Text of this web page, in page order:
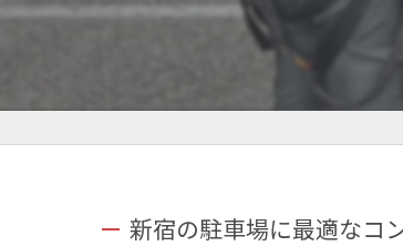
打継ぎ部・コールドジ
新宿の駐車場に最適なコ